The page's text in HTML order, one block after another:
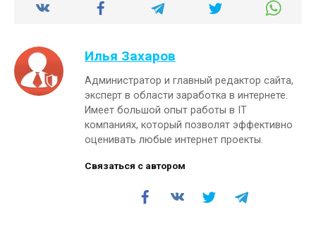
Илья Захаров
Администратор и главный редактор сайта,
эксперт в области заработка в интернете.
Имеет большой опыт работы в IT
компаниях, который позволят эффективно
оценивать любые интернет проекты.
Связаться с автором